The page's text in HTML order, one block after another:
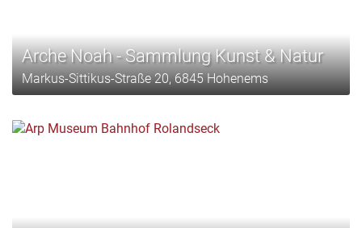
Arche Noah - Sammlung Kunst & Natur
Markus-Sittikus-Straße 20, 6845 Hohenems